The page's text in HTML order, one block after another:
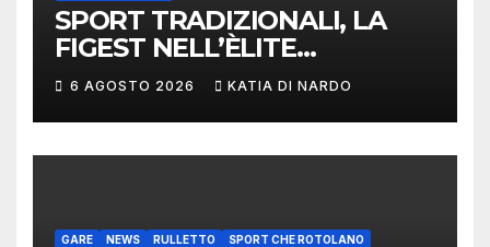
SPORT TRADIZIONALI, LA
FIGEST NELL’ÈLITE
MONDIALE: LA
DELEGAZIONE ITALIANA
PROTAGONISTA AL
CONVEGNO TAFISA A
6 AGOSTO 2026 KATIA DI NARDO
GARE NEWS RULLETTO SPORT CHE ROTOLANO